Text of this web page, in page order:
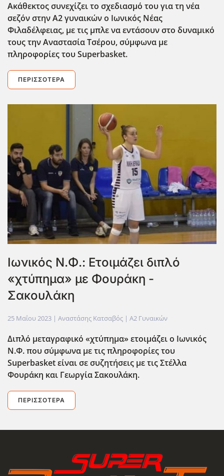
Ακάθεκτος συνεχίζει το σχεδιασμό του για τη νέα
σεζόν στην Α2 γυναικών ο Ιωνικός Νέας
Φιλαδέλφειας, με τις μπλε να εντάσουν στο δυναμικό
τους την Αναστασία Τσέρου, σύμφωνα με
πληροφορίες του Superbasket.
ΠΕΡΙΣΣΌΤΕΡΑ
Ιωνικός Ν.Φ.: Ετοιμάζει διπλό
«χτύπημα» με Φουράκη -
Σακουλάκη
25 Μαΐου 2023 | Αναστάσης Κατσαβός | Α2 Γυναικών
Διπλό μεταγραφικό «χτύπημα» ετοιμάζει ο Ιωνικός
Ν.Φ. που σύμφωνα με τις πληροφορίες του
Superbasket είναι σε συζητήσεις με τις Στέλλα
Φουράκη και Γεωργία Σακουλάκη.
ΠΕΡΙΣΣΌΤΕΡΑ